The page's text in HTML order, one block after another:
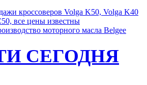
кроссоверов Volga K50, Volga K40
все цены известны
моторного масла Belgee
СЕГОДНЯ